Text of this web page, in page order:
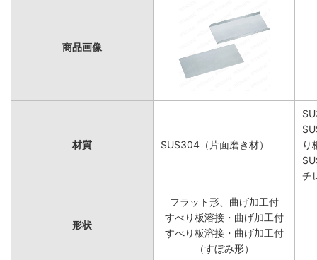
商品画像
材質 SUS304（片面磨き材）
り
チ
形状
フラット形、曲げ加工付
すべり板溶接・曲げ加工付
すべり板溶接・曲げ加工付
（すぼみ形）